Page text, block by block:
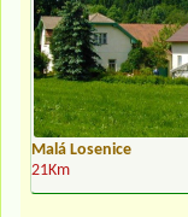
Malá Losenice
21Km